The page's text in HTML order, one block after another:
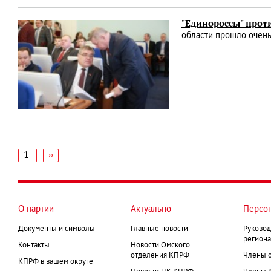
"Единороссы"
области прошло
страниц
1
Следующая
››
О партии
Документы и символы
Контакты
КПРФ в вашем округе
Актуально
Главные новости
Новости Омского
отделения КПРФ
Члены